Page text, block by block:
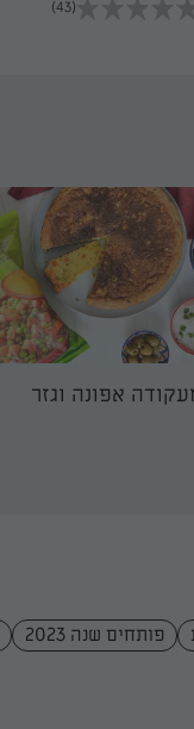
(43)
אפונה וגזר
פותחים שנה 2023